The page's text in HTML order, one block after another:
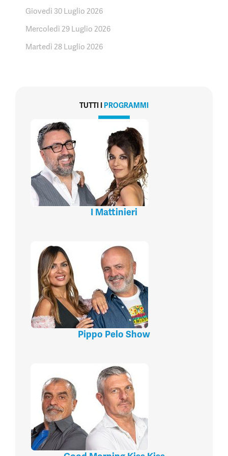
Giovedì 30 Luglio 2026
Mercoledì 29 Luglio 2026
Martedì 28 Luglio 2026
TUTTI I PROGRAMMI
I Mattinieri
Pippo Pelo Show